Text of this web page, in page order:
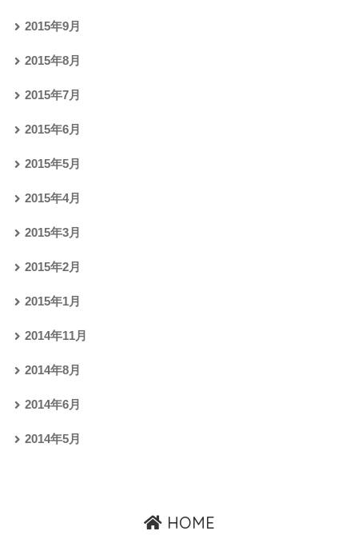
2015年9月
2015年8月
2015年7月
2015年6月
2015年5月
2015年4月
2015年3月
2015年2月
2015年1月
2014年11月
2014年8月
2014年6月
2014年5月
HOME